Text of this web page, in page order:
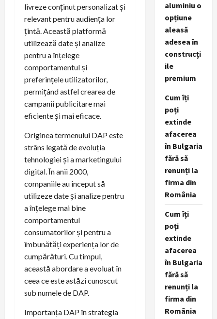
livreze conținut personalizat și
relevant pentru audiența lor
țintă. Această platformă
utilizează date și analize
pentru a înțelege
comportamentul și
preferințele utilizatorilor,
permițând astfel crearea de
campanii publicitare mai
eficiente și mai eficace.
Originea termenului DAP este
strâns legată de evoluția
tehnologiei și a marketingului
digital. În anii 2000,
companiile au început să
utilizeze date și analize pentru
a înțelege mai bine
comportamentul
consumatorilor și pentru a
îmbunătăți experiența lor de
cumpărături. Cu timpul,
această abordare a evoluat în
ceea ce este astăzi cunoscut
sub numele de DAP.
Importanța DAP în strategia
aluminiu o
opțiune
aleasă
adesea în
construcți
ile
premium
Cum îți
poți
extinde
afacerea
în Bulgaria
fără să
renunți la
firma din
România
Cum îți
poți
extinde
afacerea
în Bulgaria
fără să
renunți la
firma din
România